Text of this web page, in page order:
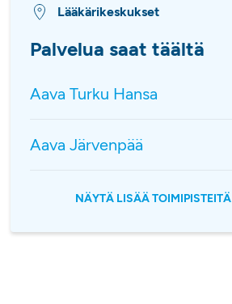
Lääkärikeskukset
Palvelua saat täältä
Aava Turku Hansa
Aava Järvenpää
NÄYTÄ LISÄÄ TOIMIPISTEITÄ